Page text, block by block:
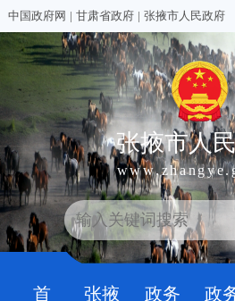
中国政府网 | 甘肃省政府 | 张掖市人民政府
张掖市人
首
张掖
政务
政